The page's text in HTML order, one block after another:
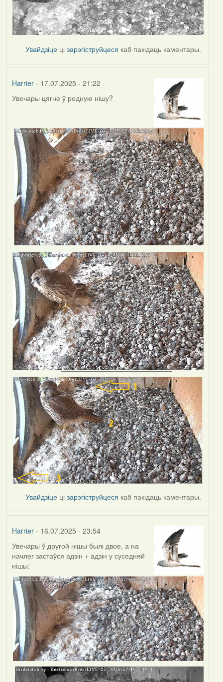
Увайдзіце цізарэгіструйцеся каб пакідаць каментары.
Harrier- 17.07.2025 - 21:22
Увечары цягне ў родную нішу?
Увайдзіце цізарэгіструйцеся каб пакідаць каментары.
Harrier- 16.07.2025 - 23:54
Увечары ў другой нішы былі двое, а на
начлег застаўся адзін + адзін у суседняй
нішы: